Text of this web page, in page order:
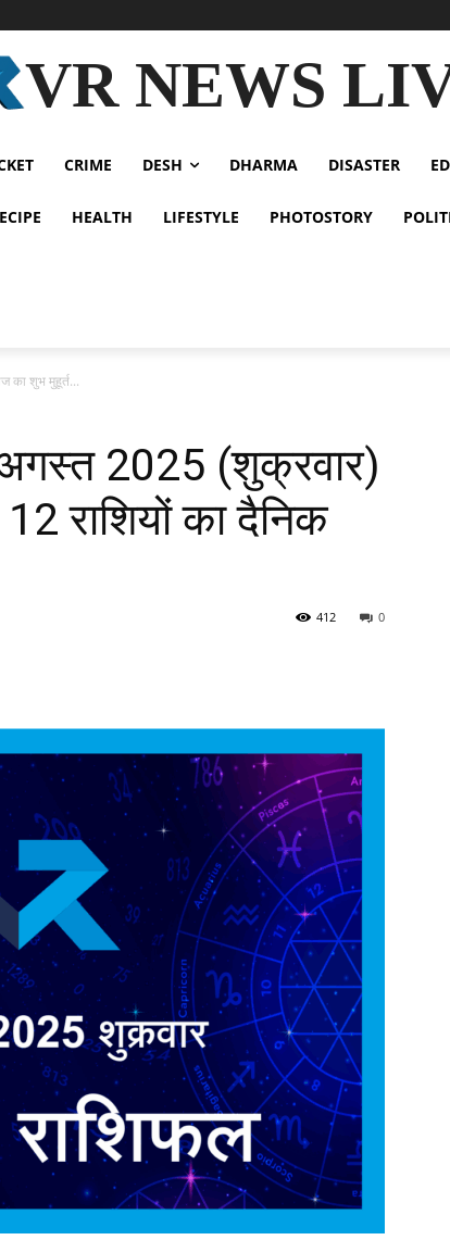
VR NEWS
CRIME DESH DHARMA DISASTER
HEALTH LIFESTYLE PHOTOSTORY
शुभ मुहूर्त...
2025 (शुक्रवार)
राशियों का दैनिक
0
412